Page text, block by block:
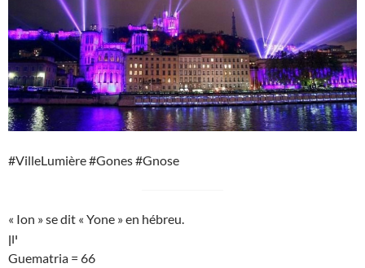
#VilleLumière #Gones #Gnose
« Ion » se dit « Yone » en hébreu.
יון
Guematria = 66